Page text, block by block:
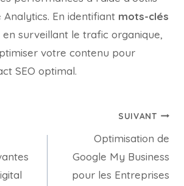
Analytics. En identifiant mots-clés
surveillant le trafic organique,
votre contenu pour
SEO optimal.
SUIVANT
Optimisation de
Google My Business
pour les Entreprises